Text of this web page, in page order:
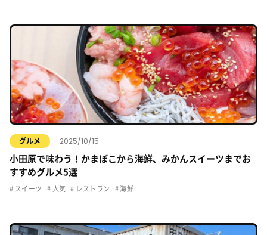
グルメ 2025/10/15
小田原で味わう！かまぼこから海鮮、みかんスイーツまでお
すすめグルメ5選
スイーツ 人気 レストラン 海鮮